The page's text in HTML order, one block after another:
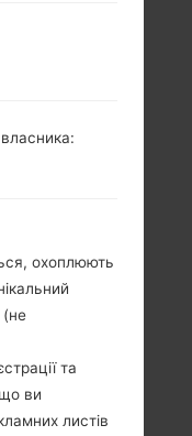
Li-Ion
1940 mAh
MSM8909
охоплюють
(не
та
ви
листів